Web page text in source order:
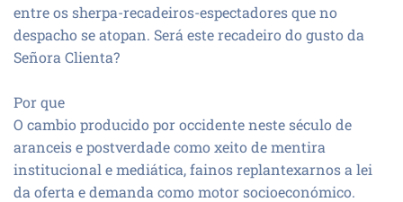
entre os sherpa-recadeiros-espectadores que no
despacho se atopan. Será este recadeiro do gusto da
Señora Clienta?
Por que
O cambio producido por occidente neste século de
aranceis e postverdade como xeito de mentira
institucional e mediática, fainos replantexarnos a lei
da oferta e demanda como motor socioeconómico.